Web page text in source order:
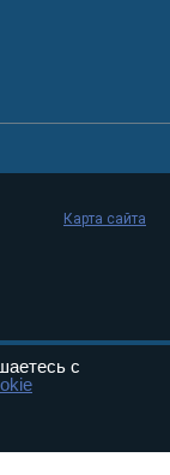
Карта сайта
с